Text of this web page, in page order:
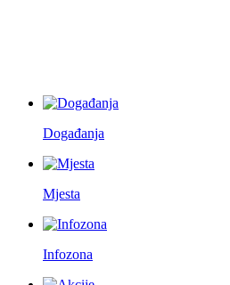
Događanja
Mjesta
Infozona